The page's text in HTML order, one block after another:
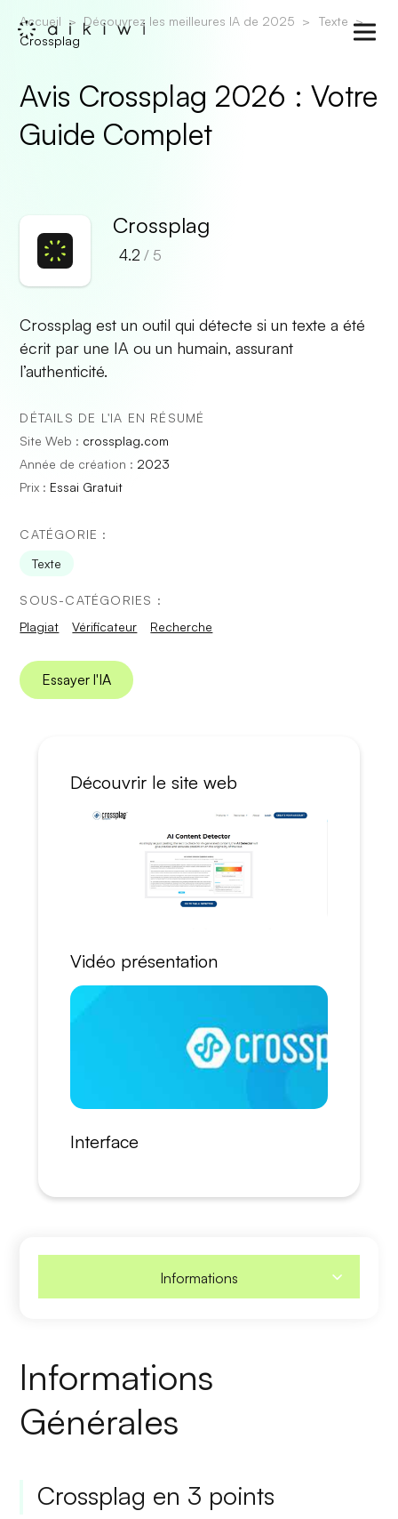
Accueil Découvrez les meilleures IA de 2025
Texte
Crossplag
Avis Crossplag 2026 : Votre
Guide Complet
Crossplag
4.2 / 5
Crossplag est un outil qui détecte si un texte a été
écrit par une IA ou un humain, assurant
l’authenticité.
DÉTAILS DE L'IA EN RÉSUMÉ
Site Web : crossplag.com
Année de création : 2023
Prix : Essai Gratuit
CATÉGORIE :
Texte
SOUS-CATÉGORIES :
Plagiat
Vérificateur Recherche
Essayer l'IA
Découvrir le site web
Vidéo présentation
Interface
Informations
Informations
Générales
Crossplag en 3 points